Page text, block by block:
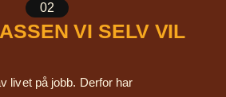
02
VI SELV VIL
livet på jobb. Derfor har